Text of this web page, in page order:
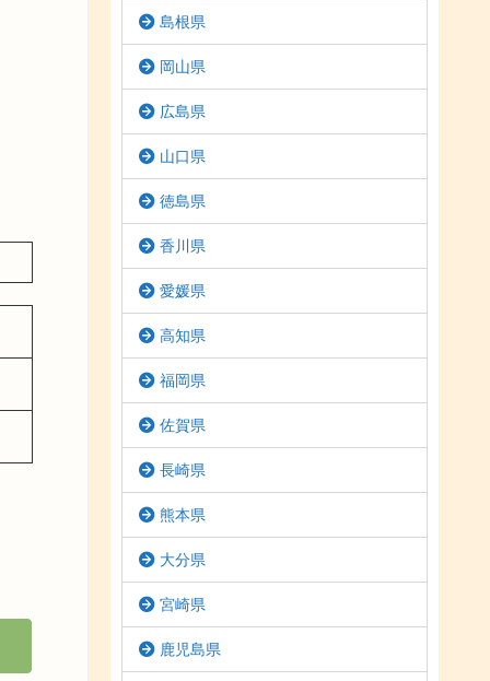
島根県
岡山県
広島県
山口県
徳島県
香川県
愛媛県
高知県
福岡県
佐賀県
長崎県
熊本県
大分県
宮崎県
鹿児島県